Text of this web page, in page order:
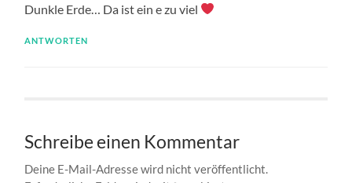
Dunkle Erde… Da ist ein e zu viel
ANTWORTEN
Schreibe einen Kommentar
Deine E-Mail-Adresse wird nicht veröffentlicht.